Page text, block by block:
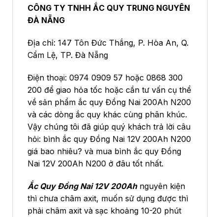
CÔNG TY TNHH ẮC QUY TRUNG NGUYÊN
ĐÀ NẴNG
Địa chỉ: 147 Tôn Đức Thắng, P. Hòa An, Q.
Cẩm Lệ, TP. Đà Nẵng
Điện thoại: 0974 0909 57 hoặc 0868 300
200 để giao hỏa tốc hoặc cần tư vấn cụ thể
về sản phẩm ắc quy Đồng Nai 200Ah N200
và các dòng ắc quy khác cùng phân khúc.
Vậy chúng tôi đã giúp quý khách trả lời câu
hỏi: bình ắc quy Đồng Nai 12V 200Ah N200
giá bao nhiêu? và mua bình ắc quy Đồng
Nai 12V 200Ah N200 ở đâu tốt nhất.
Ắc Quy Đồng Nai 12V 200Ahnguyên kiện
thì chưa châm axit, muốn sử dụng được thì
phải châm axit và sạc khoảng 10-20 phút